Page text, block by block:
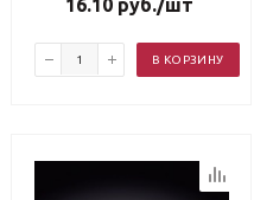
16.10 руб./шт
В КОРЗИНУ